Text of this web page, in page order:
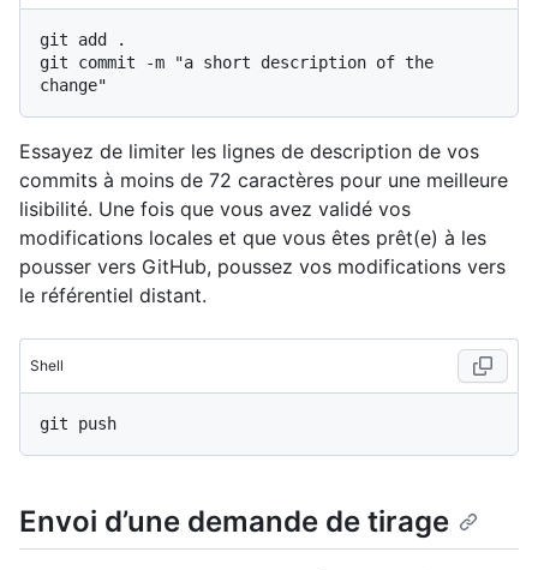
git add .
git commit -m "a short description of the
Essayez de limiter les lignes de description de vos
commits à moins de 72 caractères pour une meilleure
lisibilité. Une fois que vous avez validé vos
modifications locales et que vous êtes prêt(e) à les
pousser vers GitHub, poussez vos modifications vers
le référentiel distant.
Shell
Envoi d’une demande de tirage